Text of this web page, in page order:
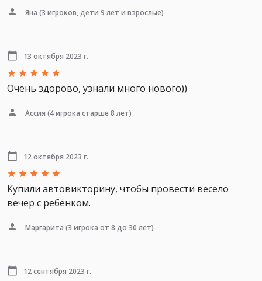
Яна (3 игроков, дети 9 лет и взрослые)
13 октября 2023 г.
Очень здорово, узнали много нового))
Ассия (4 игрока старше 8 лет)
12 октября 2023 г.
Купили автовикторину, чтобы провести весело
вечер с ребёнком.
Маргарита (3 игрока от 8 до 30 лет)
12 сентября 2023 г.